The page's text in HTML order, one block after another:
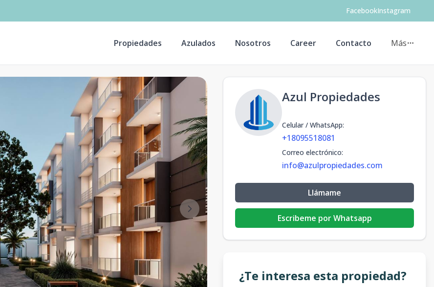
FacebookInstagram
Propiedades Azulados Nosotros Career Contacto Más
Azul Propiedades
Celular / WhatsApp:
+18095518081
Correo electrónico:
info@azulpropiedades.com
Llámame
Escribeme por Whatsapp
¿Te interesa esta propiedad?